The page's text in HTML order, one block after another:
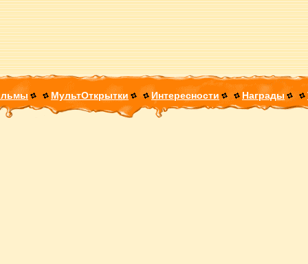
МультОткрытки Интересности Награды